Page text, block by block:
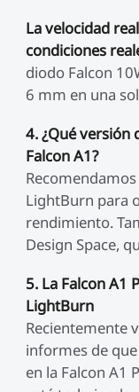
La velocidad
condiciones
diodo Falcon
6 mm en una
4. ¿Qué versión
Falcon A1?
LightBurn para
rendimiento.
Design Space,
5. La Falcon A1
LightBurn
Recientemente
informes de
en la Falcon A1